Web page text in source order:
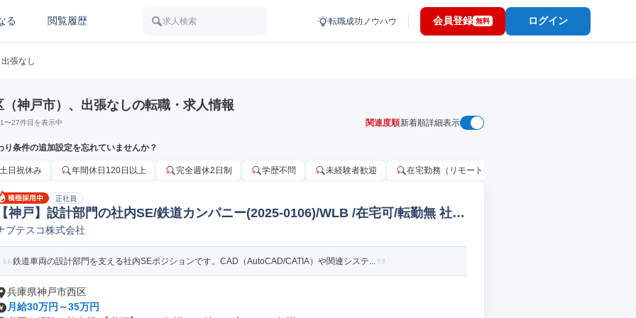
る 閲覧履歴 求人検索 転職成功ノウハウ 会員登録 無料 ログイン
出張なし
（神戸市）、出張なしの転職・求人情報
1〜27件目を表示中 関連度順新着順詳細表示
り条件の追加設定を忘れていませんか？
土日祝休み 年間休日120日以上 完全週休2日制 学歴不問 未経験者歓迎 在宅勤務（リモートワーク）OK
正社員
神戸】設計部門の社内SE/鉄道カンパニー(2025-0106)/WLB /在宅可/転勤無 社内
ステムエンジニア
ブテスコ株式会社
鉄道車両の設計部門を支える社内SEポジションです。CAD（AutoCAD/CATIA）や関連システ...
兵庫県神戸市西区
月給30万円～35万円